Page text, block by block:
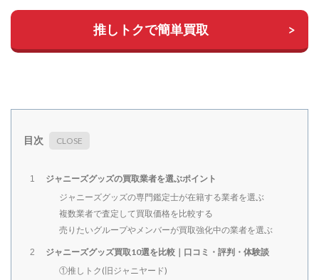
推しトクで簡単買取
目次
1
ジャニーズグッズの買取業者を選ぶポイント
ジャニーズグッズの専門鑑定士が在籍する業者を選ぶ
複数業者で査定して買取価格を比較する
売りたいグループやメンバーが買取強化中の業者を選ぶ
2
ジャニーズグッズ買取10選を比較｜口コミ・評判・体験談
①推しトク(旧ジャニヤード)